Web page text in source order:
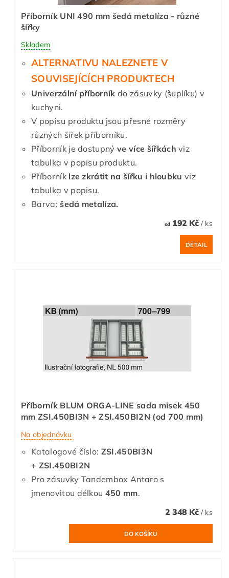
Příborník UNI 490 mm šedá metalíza - různé
šířky
Skladem
ALTERNATIVU NALEZNETE V
SOUVISEJÍCÍCH PRODUKTECH
Univerzální příborník do zásuvky (šuplíku) v
kuchyni.
V popisu produktu jsou přesné rozměry
různých šířek příborníku.
Příborník je dostupnýve více šířkách viz
tabulka v popisu produktu.
Příborník lze zkrátit na šířku i hloubkuviz
tabulka v popisu.
Barva:šedá metalíza.
od192 Kč / ks
DETAIL
Příborník BLUM ORGA-LINE sada misek 450
mm ZSI.450BI3N + ZSI.450BI2N (od 700 mm)
Na objednávku
Katalogové číslo: ZSI.450BI3N
+ ZSI.450BI2N
Pro zásuvky Tandembox Antaro s
jmenovitou délkou 450 mm.
2 348 Kč / ks